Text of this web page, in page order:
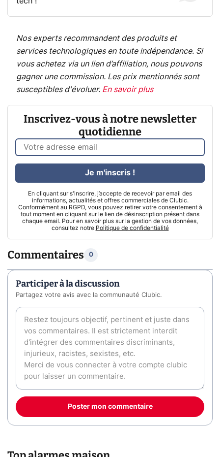
Nos experts recommandent des produits et
services technologiques en toute indépendance. Si
vous achetez via un lien d’affiliation, nous pouvons
gagner une commission. Les prix mentionnés sont
susceptibles d'évoluer. En savoir plus
Inscrivez-vous à notre newsletter
quotidienne
En cliquant sur s'inscrire, j’accepte de recevoir par email des
informations, actualités et offres commerciales de Clubic.
Conformément au RGPD, vous pouvez retirer votre consentement à
tout moment en cliquant sur le lien de désinscription présent dans
chaque email. Pour en savoir plus sur la gestion de vos données,
consultez notre Politique de confidentialité
Je m'inscris !
Commentaires 0
Participer à la discussion
Partagez votre avis avec la communauté Clubic.
Poster mon commentaire